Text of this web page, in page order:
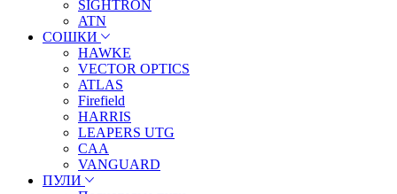
SIGHTRON
ATN
СОШКИ
HAWKE
VECTOR OPTICS
ATLAS
Firefield
HARRIS
LEAPERS UTG
CAA
VANGUARD
ПУЛИ